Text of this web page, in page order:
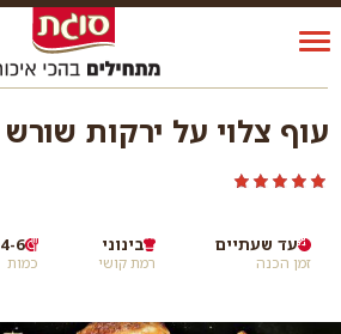
עוף צלוי על ירקות שורש
זמן הכנה
עד שעתיים
רמת קושי
בינוני
כמות
4-6 מנות